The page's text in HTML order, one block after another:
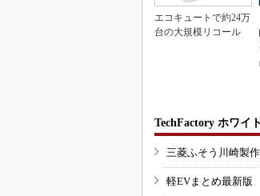
エコキュートで約24万
台の大規模リコール
TechFactory ホワイ
三菱ふそう川崎製
軽EVまとめ最新版